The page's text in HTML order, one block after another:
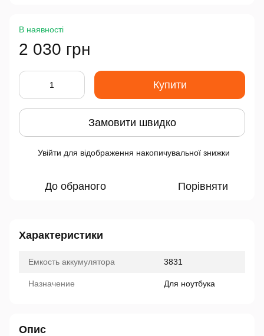
В наявності
2 030 грн
Купити
Замовити швидко
Увійти для відображення накопичувальної знижки
До обраного Порівняти
Характеристики
Емкость аккумулятора 3831
Назначение Для ноутбука
Опис